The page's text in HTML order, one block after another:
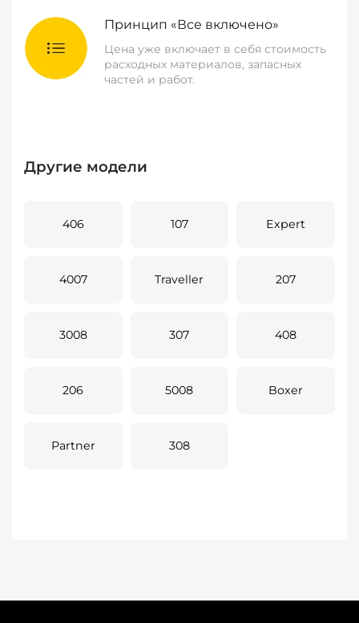
Принцип «Все включено»
Цена уже включает в себя стоимость
расходных материалов, запасных
частей и работ.
Другие модели
406 107 Expert
4007 Traveller 207
3008 307 408
206 5008 Boxer
Partner 308